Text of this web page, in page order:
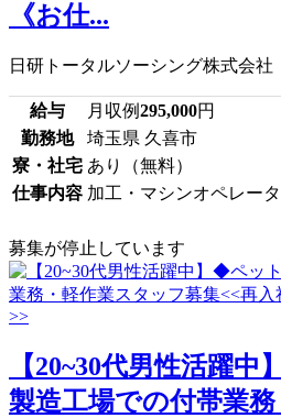
《お仕...
日研トータルソーシング株式会社
給与 月収例295,000円
勤務地
埼玉県 久喜市
寮・社宅 あり（無料）
仕事内容 加工・マシンオペレー
募集が停止しています
【20~30代男性活躍
製造工場での付帯業